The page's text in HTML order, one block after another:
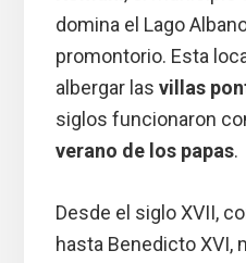
domina el Lago
promontorio. Esta
albergar las villas
siglos funcionaron
verano de los papas.
Desde el siglo XVII,
hasta Benedicto